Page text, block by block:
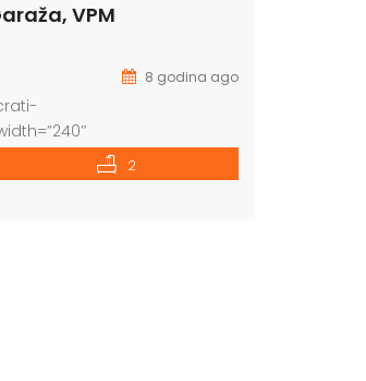
VPM
8 godina ago
show_slideshow_link=”1″
2